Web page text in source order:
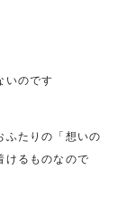
いのです
ふたりの「想いの
けるものなので
！！